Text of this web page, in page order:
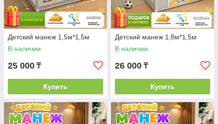
Детский манеж 1,5м*1,5м
В наличии
25 000 ₸
Купить
Детский манеж 1,8м*1,5м
В наличии
26 000 ₸
Купить